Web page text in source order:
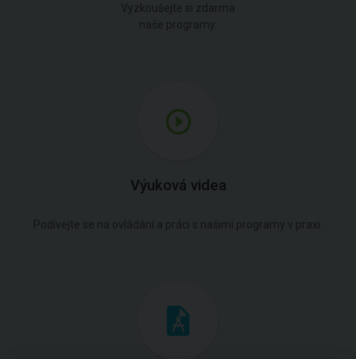
Vyzkoušejte si zdarma
naše programy.
Výuková videa
Podívejte se na ovládání a práci s našimi programy v praxi.